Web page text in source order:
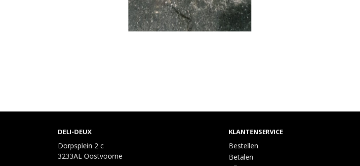
DELI-DEUX
Dorpsplein 2 c
3233AL Oostvoorne
KLANTENSERVICE
Bestellen
Betalen